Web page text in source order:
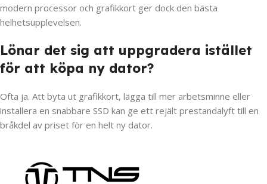
modern processor och grafikkort ger dock den bästa
helhetsupplevelsen.
Lönar det sig att uppgradera istället
för att köpa ny dator?
Ofta ja. Att byta ut grafikkort, lägga till mer arbetsminne eller
installera en snabbare SSD kan ge ett rejält prestandalyft till en
bråkdel av priset för en helt ny dator.